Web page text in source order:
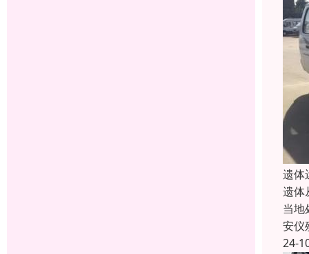
遗体
遗体
当地
安仪
24-